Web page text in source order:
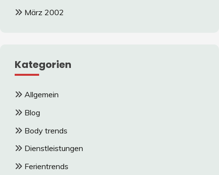
März 2002
Kategorien
Allgemein
Blog
Body trends
Dienstleistungen
Ferientrends